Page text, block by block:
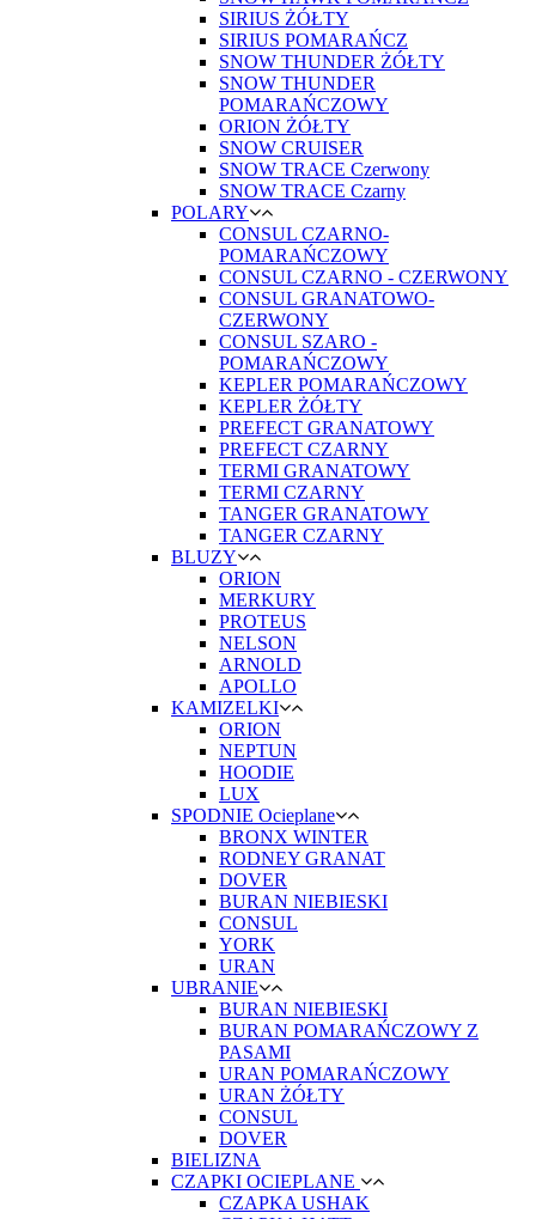
SIRIUS ŻÓŁTY
SIRIUS POMARAŃCZ
SNOW THUNDER ŻÓŁTY
SNOW THUNDER
POMARAŃCZOWY
ORION ŻÓŁTY
SNOW CRUISER
SNOW TRACE Czerwony
SNOW TRACE Czarny
POLARY
CONSUL CZARNO-
POMARAŃCZOWY
CONSUL CZARNO - CZERWONY
CONSUL GRANATOWO-
CZERWONY
CONSUL SZARO -
POMARAŃCZOWY
KEPLER POMARAŃCZOWY
KEPLER ŻÓŁTY
PREFECT GRANATOWY
PREFECT CZARNY
TERMI GRANATOWY
TERMI CZARNY
TANGER GRANATOWY
TANGER CZARNY
BLUZY
ORION
MERKURY
PROTEUS
NELSON
ARNOLD
APOLLO
KAMIZELKI
ORION
NEPTUN
HOODIE
LUX
SPODNIE Ocieplane
BRONX WINTER
RODNEY GRANAT
DOVER
BURAN NIEBIESKI
CONSUL
YORK
URAN
UBRANIE
BURAN NIEBIESKI
BURAN POMARAŃCZOWY Z
PASAMI
URAN POMARAŃCZOWY
URAN ŻÓŁTY
CONSUL
DOVER
BIELIZNA
CZAPKI OCIEPLANE
CZAPKA USHAK